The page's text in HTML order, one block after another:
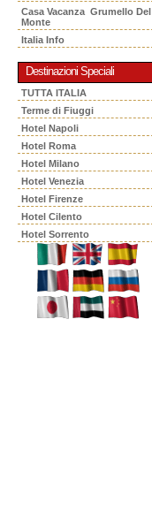
Casa Vacanza Grumello Del
Monte
Italia Info
Destinazioni Speciali
TUTTA ITALIA
Terme di Fiuggi
Hotel Napoli
Hotel Roma
Hotel Milano
Hotel Venezia
Hotel Firenze
Hotel Cilento
Hotel Sorrento